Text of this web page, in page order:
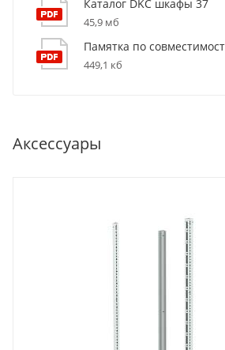
Каталог DKC шкафы 37
45,9 мб
Памятка по
449,1 кб
Аксессуары